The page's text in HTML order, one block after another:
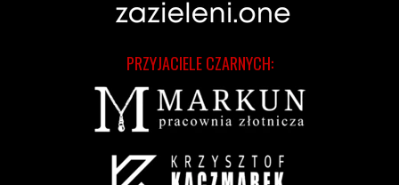
PRZYJACIELE CZARNYCH: